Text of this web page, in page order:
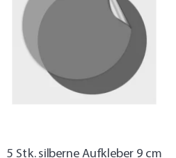
5 Stk. silberne Aufkleber 9 cm